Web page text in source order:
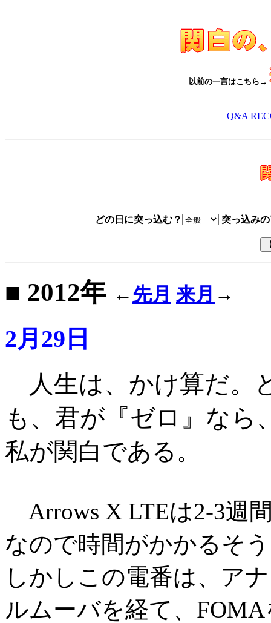
以前の一言はこちら→
Q&A
どの日に突っ込む？ 突っ込み
■ 2012年 ← 先月 来月 →
2月29日
人生は、かけ算だ。
も、君が『ゼロ』な
私が関白である 。
Arrows X LTEは2-3週
なので時間がかかるそ
しかしこの電番は、ア
ルムーバを経て、